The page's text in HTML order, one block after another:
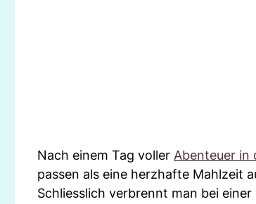
Nach einem Tag voller Abenteuer in
passen als eine herzhafte Mahlzeit
Schliesslich verbrennt man bei